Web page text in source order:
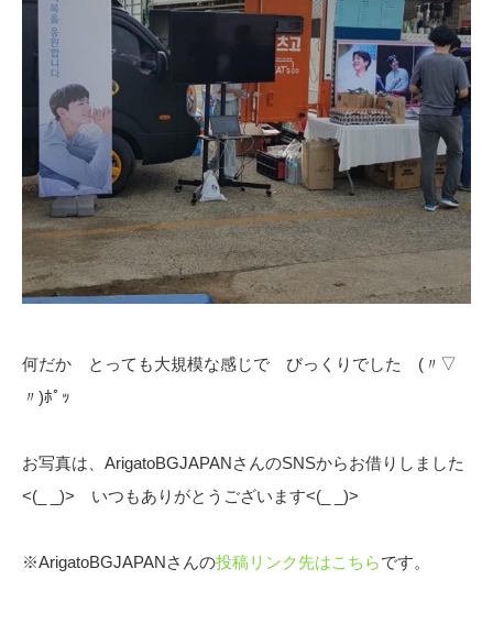
何だか とっても大規模な感じで びっくりでした (〃▽
〃)ﾎﾟｯ
お写真は、 ArigatoBGJAPANさんのSNSからお借りしました
<(_ _)> いつもありがとうございます<(_ _)>
※ArigatoBGJAPANさんの投稿リンク先はこちらです。